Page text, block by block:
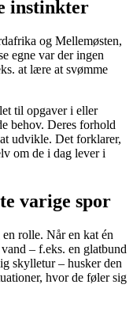
instinkter
og Mellemøsten,
egne var der ingen
at lære at svømme
til opgaver i eller
behov. Deres forhold
udvikle. Det forklarer,
om de i dag lever i
varige spor
rolle. Når en kat én
– f.eks. en glatbund
skylletur – husker den
hvor de føler sig